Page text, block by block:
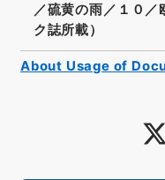
／硫黄の雨／１０／
ク誌所載）
About Usage of